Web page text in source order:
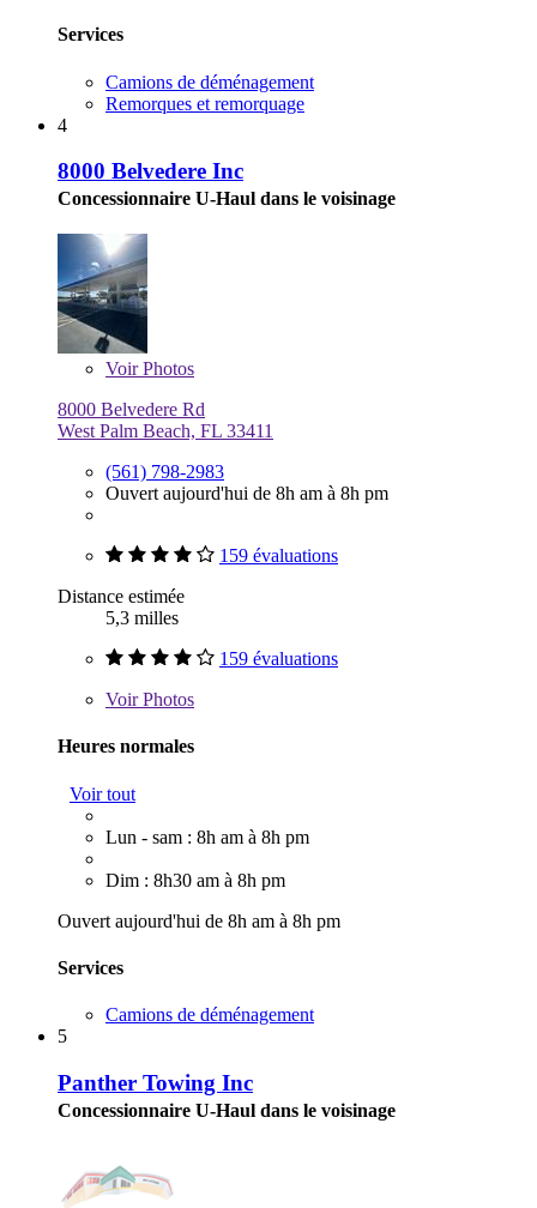
Services
Camions de déménagement
Remorques et remorquage
4
8000 Belvedere Inc
Concessionnaire U-Haul dans le voisinage
VoirPhotos
8000 Belvedere Rd
West Palm Beach, FL 33411
(561) 798-2983
Ouvert aujourd'hui de 8h am à 8h pm
159 évaluations
Distance estimée
5,3 milles
159 évaluations
VoirPhotos
Heures normales
Voir tout
Lun - sam : 8h am à 8h pm
Dim : 8h30 am à 8h pm
Ouvert aujourd'hui de 8h am à 8h pm
Services
Camions de déménagement
5
Panther Towing Inc
Concessionnaire U-Haul dans le voisinage